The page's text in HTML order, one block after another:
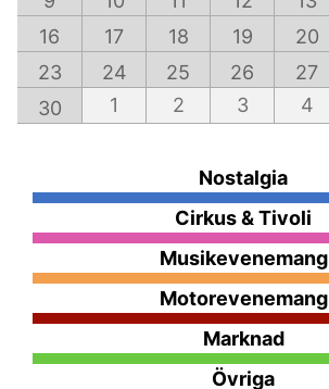
16
17 18 19 20
23
24 25 26 27
30
1 2 3 4
Nostalgia
Cirkus & Tivoli
Musikevenemang
Motorevenemang
Marknad
Övriga